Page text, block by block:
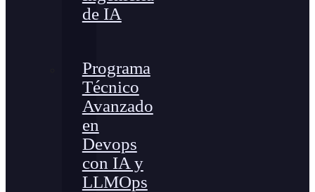
de IA
Programa
Técnico
Avanzado
en
Devops
con IA y
LLMOps